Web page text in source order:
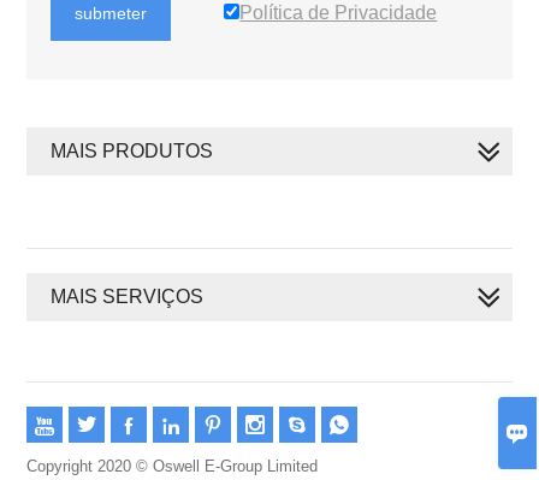

submeter Política de Privacidade
MAIS PRODUTOS
MAIS SERVIÇOS
       
Copyright 2020 © Oswell E-Group Limited